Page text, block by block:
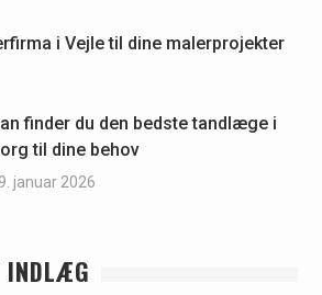
i Vejle til dine malerprojekter
finder du den bedste tandlæge i
til dine behov
januar 2026